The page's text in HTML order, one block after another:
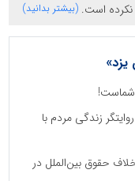
نکرده است. (بیشتر بدانید)
یزد»
شماست!
زندگی مردم با
حقوق بین‌الملل در